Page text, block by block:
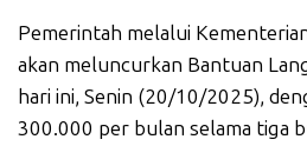
Pemerintah melalui
akan meluncurkan Bantuan
hari ini, Senin (20/10/2025),
300.000 per bulan selama tiga